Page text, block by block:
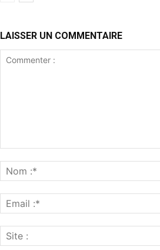
LAISSER UN COMMENTAIRE